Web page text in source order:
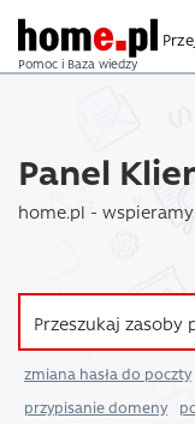
Pomoc i Baza wiedzy
Panel
home.pl -
zmiana hasła do poczty
przypisanie domeny